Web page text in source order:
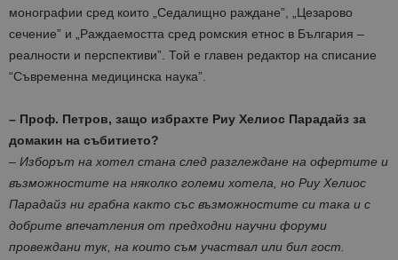
монографии сред които „Седалищно раждане”, „Цезарово
сечение” и „Раждаемостта сред ромския етнос в България –
реалности и перспективи”. Той е главен редактор на списание
“Съвременна медицинска наука”.
– Проф. Петров, защо избрахте Риу Хелиос Парадайз за
домакин на събитието?
– Изборът на хотел стана след разглеждане на офертите и
възможностите на няколко големи хотела, но Риу Хелиос
Парадайз ни грабна както със възможностите си така и с
добрите впечатления от предходни научни форуми
провеждани тук, на които съм участвал или бил гост.